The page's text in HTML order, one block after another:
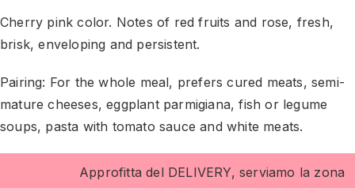
Cherry pink color. Notes of red fruits and rose, fresh,
brisk, enveloping and persistent.
Pairing: For the whole meal, prefers cured meats, semi-
mature cheeses, eggplant parmigiana, fish or legume
soups, pasta with tomato sauce and white meats.
Approfitta del DELIVERY, serviamo la zona